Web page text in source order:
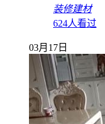
装修建材
624人看过
03月17日